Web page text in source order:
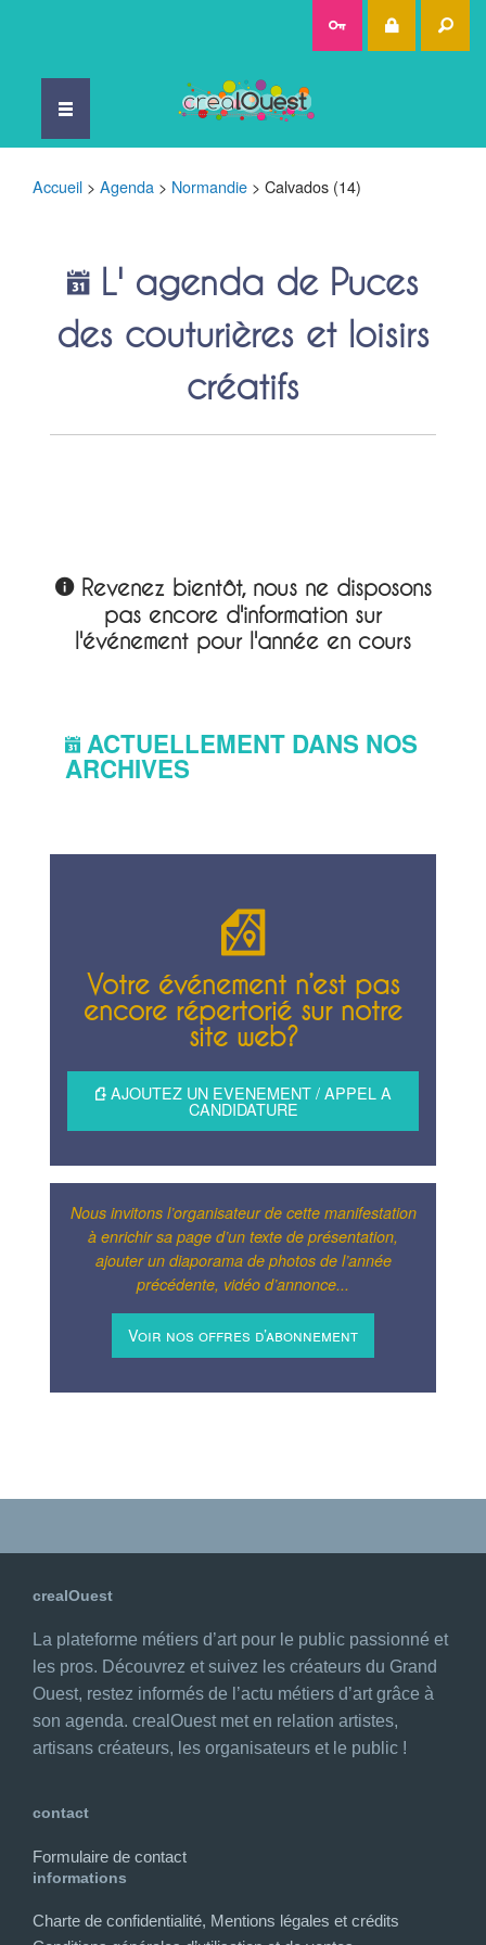
Accueil > Agenda > Normandie > Calvados (14)
L' agenda de Puces
des couturières et loisirs
créatifs
Revenez bientôt, nous ne disposons
pas encore d'information sur
l'événement pour l'année en cours
ACTUELLEMENT DANS NOS
ARCHIVES
Votre événement n’est pas
encore répertorié sur notre
site web?
AJOUTEZ UN EVENEMENT / APPEL A
CANDIDATURE
Nous invitons l’organisateur de cette manifestation
à enrichir sa page d’un texte de présentation,
ajouter un diaporama de photos de l’année
précédente, vidéo d’annonce...
Voir nos offres d’abonnement
crealOuest
La plateforme métiers d’art pour le public passionné et
les pros. Découvrez et suivez les créateurs du Grand
Ouest, restez informés de l’actu métiers d’art grâce à
son agenda. crealOuest met en relation artistes,
artisans créateurs, les organisateurs et le public !
contact
Formulaire de contact
informations
Charte de confidentialité, Mentions légales et crédits